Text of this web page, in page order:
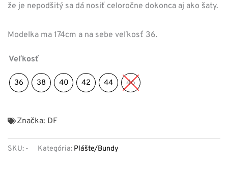
že je nepodšitý sa dá nosiť celoročne dokonca aj ako šaty.
Modelka ma 174cm a na sebe veľkosť 36.
Veľkosť
36 38 40 42 44 46
Značka: DF
SKU: - Kategória: Plášte/Bundy